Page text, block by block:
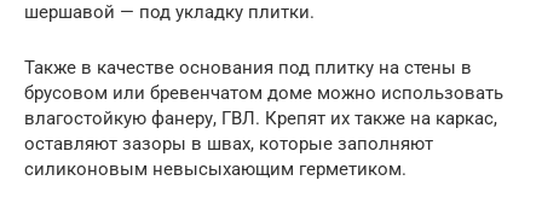
шершавой — под укладку плитки.
Также в качестве основания под плитку на стены в
брусовом или бревенчатом доме можно использовать
влагостойкую фанеру, ГВЛ. Крепят их также на каркас,
оставляют зазоры в швах, которые заполняют
силиконовым невысыхающим герметиком.